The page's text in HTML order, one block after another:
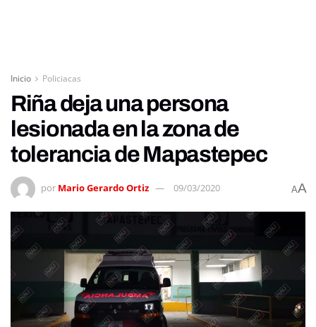
Inicio Policiacas
Riña deja una persona
lesionada en la zona de
tolerancia de Mapastepec
por Mario Gerardo Ortiz 09/03/2020 AA